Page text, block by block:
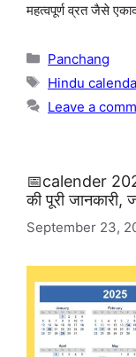
महत्वपूर्ण व्रत जैसे
Categories
Panchang
Tags
Hindu
Leave a
📅calender
की पूरी
September 23,